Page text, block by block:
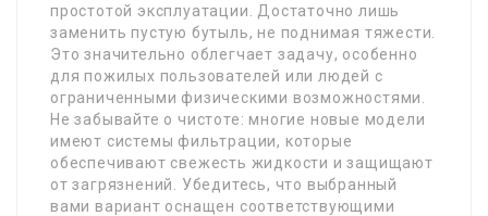
простотой эксплуатации. Достаточно лишь
заменить пустую бутыль, не поднимая тяжести.
Это значительно облегчает задачу, особенно
для пожилых пользователей или людей с
ограниченными физическими возможностями.
Не забывайте о чистоте: многие новые модели
имеют системы фильтрации, которые
обеспечивают свежесть жидкости и защищают
от загрязнений. Убедитесь, что выбранный
вами вариант оснащен соответствующими